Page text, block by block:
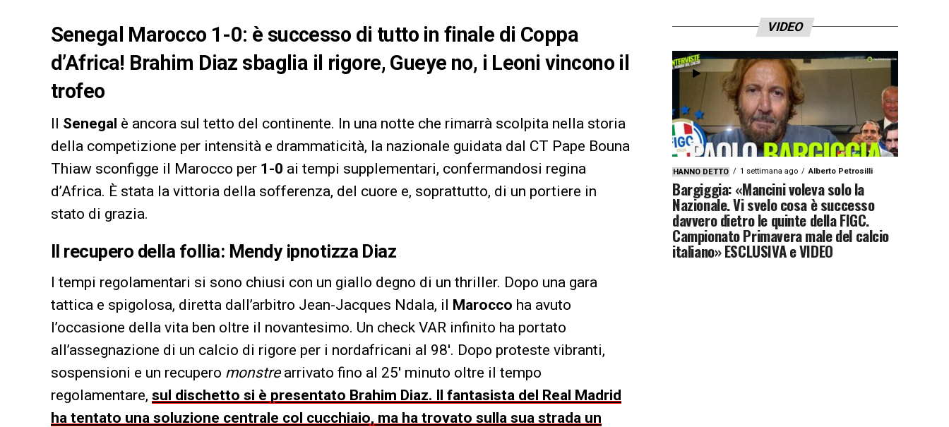
Senegal Marocco 1-0: è successo di tutto in finale di Coppa
d’Africa! Brahim Diaz sbaglia il rigore, Gueye no, i Leoni vincono il
trofeo
Il Senegal è ancora sul tetto del continente. In una notte che rimarrà scolpita nella storia
della competizione per intensità e drammaticità, la nazionale guidata dal CT Pape Bouna
Thiaw sconfigge il Marocco per 1-0 ai tempi supplementari, confermandosi regina
d’Africa. È stata la vittoria della sofferenza, del cuore e, soprattutto, di un portiere in
stato di grazia.
Il recupero della follia: Mendy ipnotizza Diaz
I tempi regolamentari si sono chiusi con un giallo degno di un thriller. Dopo una gara
tattica e spigolosa, diretta dall’arbitro Jean-Jacques Ndala, il Marocco ha avuto
l’occasione della vita ben oltre il novantesimo. Un check VAR infinito ha portato
all’assegnazione di un calcio di rigore per i nordafricani al 98′. Dopo proteste vibranti,
sospensioni e un recupero monstrearrivato fino al 25′ minuto oltre il tempo
regolamentare, sul dischetto si è presentato Brahim Diaz. Il fantasista del Real Madrid
ha tentato una soluzione centrale col cucchiaio, ma ha trovato sulla sua strada un
VIDEO
HANNO DETTO 1 settimana ago Alberto Petrosilli
Bargiggia: «Mancini voleva solo la
Nazionale. Vi svelo cosa è successo
davvero dietro le quinte della FIGC.
Campionato Primavera male del calcio
italiano» ESCLUSIVA e VIDEO